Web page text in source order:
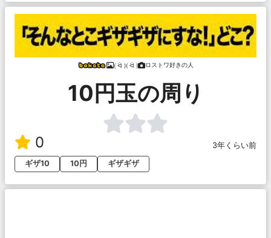
( ᐛ )( ᐛ ) ロストワ好きの人
10円玉の周り
0
3年くらい前
ギザ10
10円 ギザギザ